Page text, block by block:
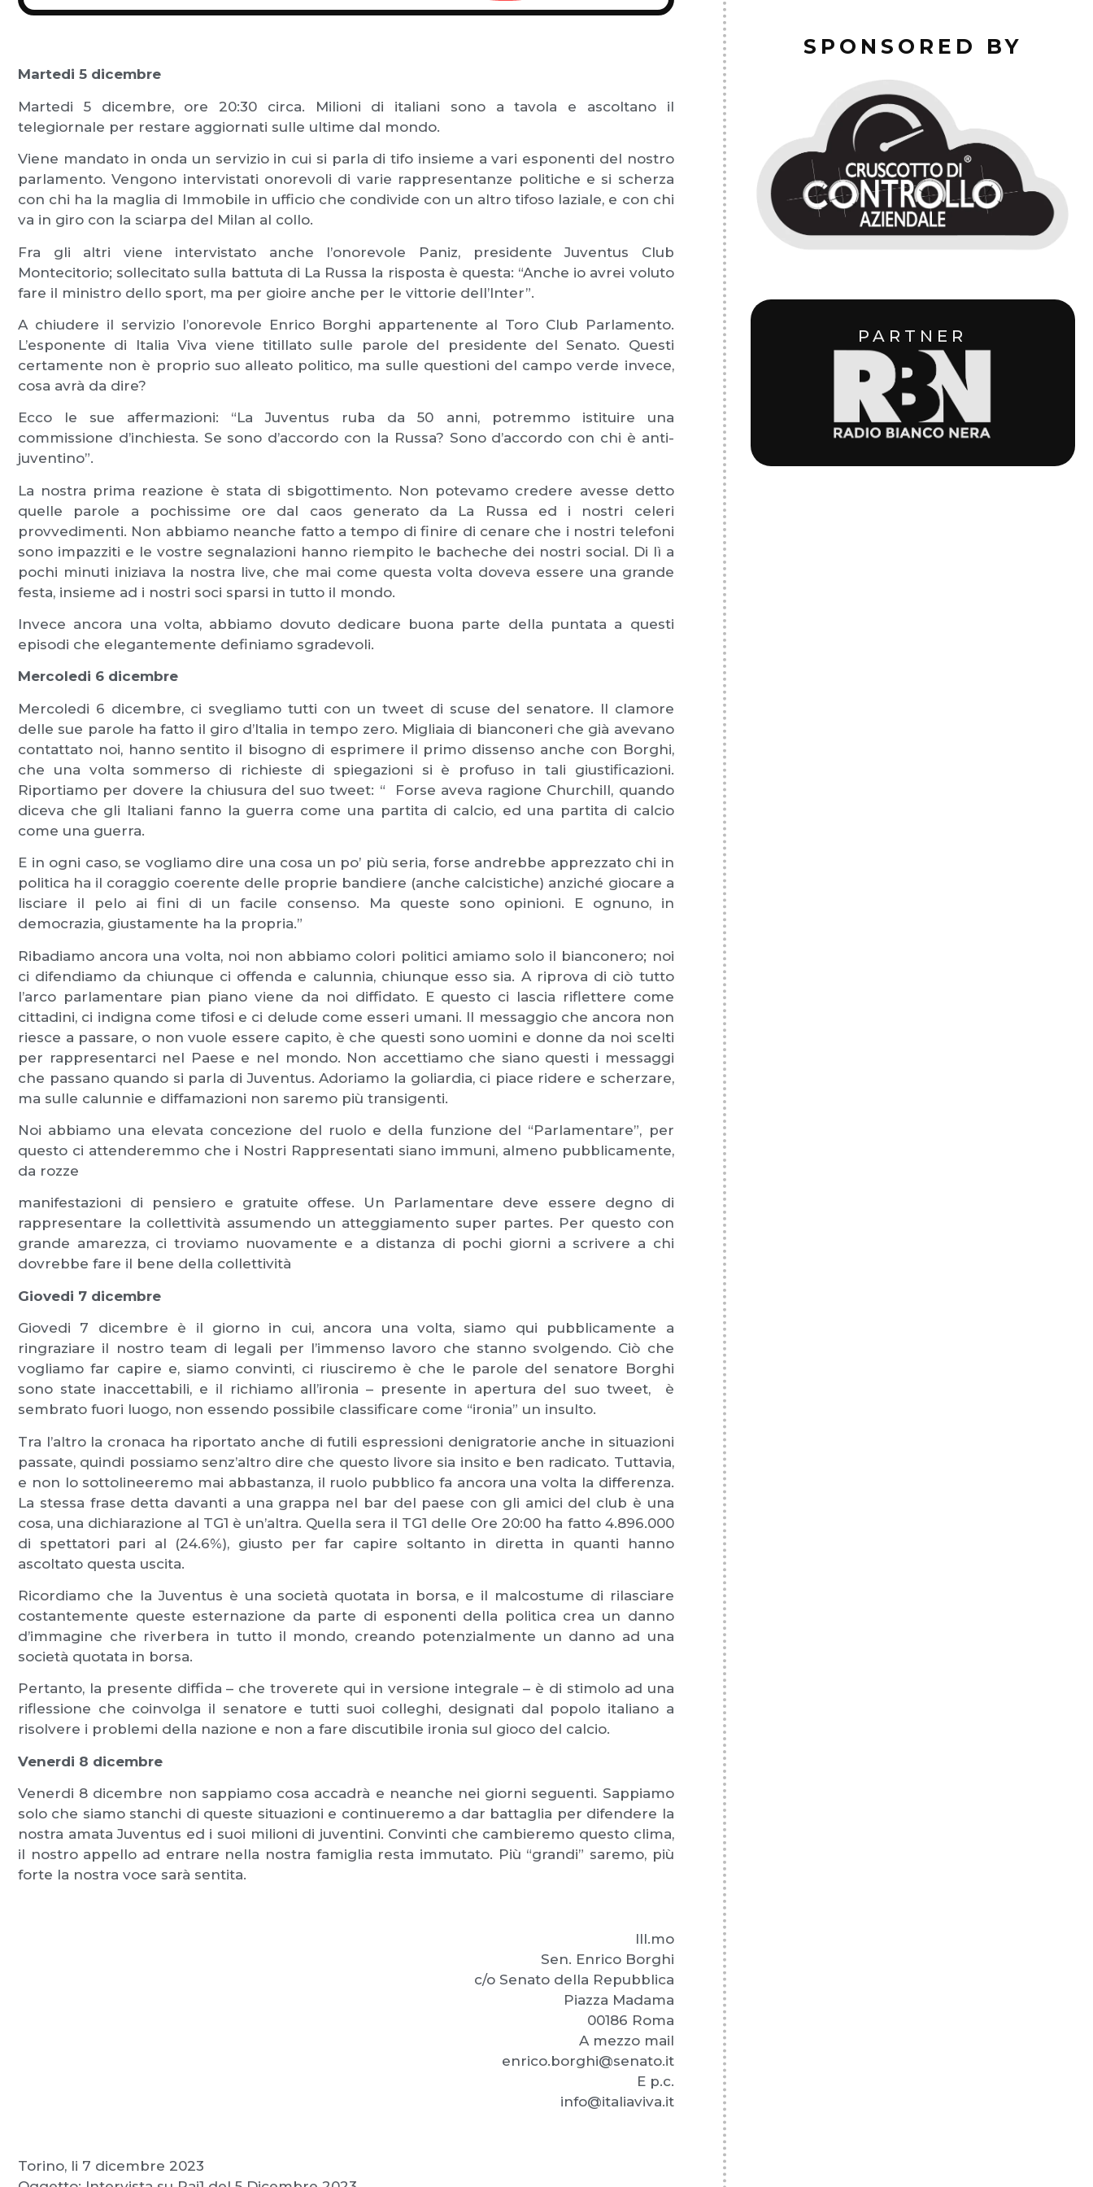
SPONSORED BY
PARTNER
Martedi 5 dicembre
Martedi 5 dicembre, ore 20:30 circa. Milioni di italiani sono a tavola e ascoltano il
telegiornale per restare aggiornati sulle ultime dal mondo.
Viene mandato in onda un servizio in cui si parla di tifo insieme a vari esponenti del nostro
parlamento. Vengono intervistati onorevoli di varie rappresentanze politiche e si scherza
con chi ha la maglia di Immobile in ufficio che condivide con un altro tifoso laziale, e con chi
va in giro con la sciarpa del Milan al collo.
Fra gli altri viene intervistato anche l’onorevole Paniz, presidente Juventus Club
Montecitorio; sollecitato sulla battuta di La Russa la risposta è questa: “Anche io avrei voluto
fare il ministro dello sport, ma per gioire anche per le vittorie dell’Inter”.
A chiudere il servizio l’onorevole Enrico Borghi appartenente al Toro Club Parlamento.
L’esponente di Italia Viva viene titillato sulle parole del presidente del Senato. Questi
certamente non è proprio suo alleato politico, ma sulle questioni del campo verde invece,
cosa avrà da dire?
Ecco le sue affermazioni: “La Juventus ruba da 50 anni, potremmo istituire una
commissione d’inchiesta. Se sono d’accordo con la Russa? Sono d’accordo con chi è anti-
juventino”.
La nostra prima reazione è stata di sbigottimento. Non potevamo credere avesse detto
quelle parole a pochissime ore dal caos generato da La Russa ed i nostri celeri
provvedimenti. Non abbiamo neanche fatto a tempo di finire di cenare che i nostri telefoni
sono impazziti e le vostre segnalazioni hanno riempito le bacheche dei nostri social. Di lì a
pochi minuti iniziava la nostra live, che mai come questa volta doveva essere una grande
festa, insieme ad i nostri soci sparsi in tutto il mondo.
Invece ancora una volta, abbiamo dovuto dedicare buona parte della puntata a questi
episodi che elegantemente definiamo sgradevoli.
Mercoledi 6 dicembre
Mercoledi 6 dicembre, ci svegliamo tutti con un tweet di scuse del senatore. Il clamore
delle sue parole ha fatto il giro d’Italia in tempo zero. Migliaia di bianconeri che già avevano
contattato noi, hanno sentito il bisogno di esprimere il primo dissenso anche con Borghi,
che una volta sommerso di richieste di spiegazioni si è profuso in tali giustificazioni.
Riportiamo per dovere la chiusura del suo tweet: “ Forse aveva ragione Churchill, quando
diceva che gli Italiani fanno la guerra come una partita di calcio, ed una partita di calcio
come una guerra.
E in ogni caso, se vogliamo dire una cosa un po’ più seria, forse andrebbe apprezzato chi in
politica ha il coraggio coerente delle proprie bandiere (anche calcistiche) anziché giocare a
lisciare il pelo ai fini di un facile consenso. Ma queste sono opinioni. E ognuno, in
democrazia, giustamente ha la propria.”
Ribadiamo ancora una volta, noi non abbiamo colori politici amiamo solo il bianconero; noi
ci difendiamo da chiunque ci offenda e calunnia, chiunque esso sia. A riprova di ciò tutto
l’arco parlamentare pian piano viene da noi diffidato. E questo ci lascia riflettere come
cittadini, ci indigna come tifosi e ci delude come esseri umani. Il messaggio che ancora non
riesce a passare, o non vuole essere capito, è che questi sono uomini e donne da noi scelti
per rappresentarci nel Paese e nel mondo. Non accettiamo che siano questi i messaggi
che passano quando si parla di Juventus. Adoriamo la goliardia, ci piace ridere e scherzare,
ma sulle calunnie e diffamazioni non saremo più transigenti.
Noi abbiamo una elevata concezione del ruolo e della funzione del “Parlamentare”, per
questo ci attenderemmo che i Nostri Rappresentati siano immuni, almeno pubblicamente,
da rozze
manifestazioni di pensiero e gratuite offese. Un Parlamentare deve essere degno di
rappresentare la collettività assumendo un atteggiamento super partes. Per questo con
grande amarezza, ci troviamo nuovamente e a distanza di pochi giorni a scrivere a chi
dovrebbe fare il bene della collettività
Giovedi 7 dicembre
Giovedi 7 dicembre è il giorno in cui, ancora una volta, siamo qui pubblicamente a
ringraziare il nostro team di legali per l’immenso lavoro che stanno svolgendo. Ciò che
vogliamo far capire e, siamo convinti, ci riusciremo è che le parole del senatore Borghi
sono state inaccettabili, e il richiamo all’ironia – presente in apertura del suo tweet, è
sembrato fuori luogo, non essendo possibile classificare come “ironia” un insulto.
Tra l’altro la cronaca ha riportato anche di futili espressioni denigratorie anche in situazioni
passate, quindi possiamo senz’altro dire che questo livore sia insito e ben radicato. Tuttavia,
e non lo sottolineeremo mai abbastanza, il ruolo pubblico fa ancora una volta la differenza.
La stessa frase detta davanti a una grappa nel bar del paese con gli amici del club è una
cosa, una dichiarazione al TG1 è un’altra. Quella sera il TG1 delle Ore 20:00 ha fatto 4.896.000
di spettatori pari al (24.6%), giusto per far capire soltanto in diretta in quanti hanno
ascoltato questa uscita.
Ricordiamo che la Juventus è una società quotata in borsa, e il malcostume di rilasciare
costantemente queste esternazione da parte di esponenti della politica crea un danno
d’immagine che riverbera in tutto il mondo, creando potenzialmente un danno ad una
società quotata in borsa.
Pertanto, la presente diffida – che troverete qui in versione integrale – è di stimolo ad una
riflessione che coinvolga il senatore e tutti suoi colleghi, designati dal popolo italiano a
risolvere i problemi della nazione e non a fare discutibile ironia sul gioco del calcio.
Venerdi 8 dicembre
Venerdi 8 dicembre non sappiamo cosa accadrà e neanche nei giorni seguenti. Sappiamo
solo che siamo stanchi di queste situazioni e continueremo a dar battaglia per difendere la
nostra amata Juventus ed i suoi milioni di juventini. Convinti che cambieremo questo clima,
il nostro appello ad entrare nella nostra famiglia resta immutato. Più “grandi” saremo, più
forte la nostra voce sarà sentita.
Ill.mo
Sen. Enrico Borghi
c/o Senato della Repubblica
Piazza Madama
00186 Roma
A mezzo mail
enrico.borghi@senato.it
E p.c.
info@italiaviva.it
Torino, li 7 dicembre 2023